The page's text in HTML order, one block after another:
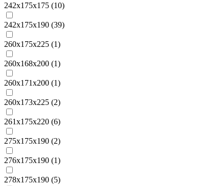
242х175х175 (10)
242х175х190 (39)
260x175x225 (1)
260х168х200 (1)
260х171х200 (1)
260х173х225 (2)
261х175х220 (6)
275х175х190 (2)
276х175х190 (1)
278x175x190 (5)